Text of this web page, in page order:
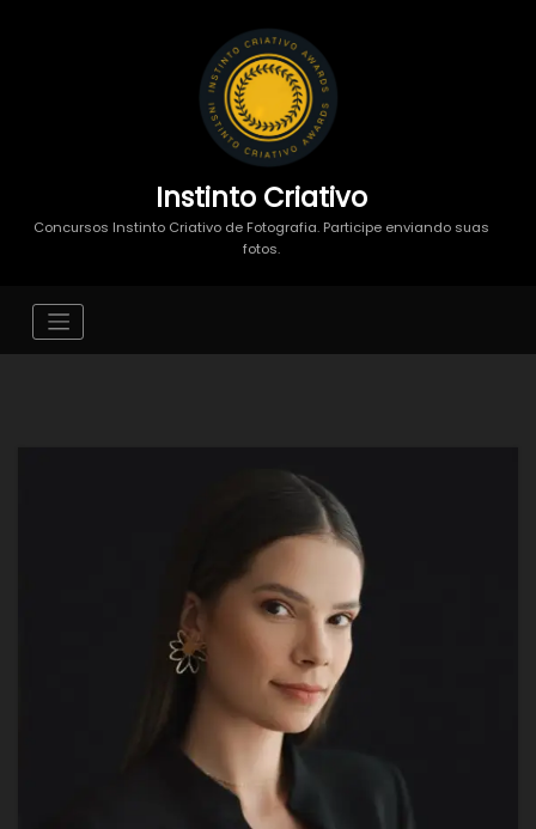
Instinto Criativo
Concursos Instinto Criativo de Fotografia. Participe enviando suas
fotos.